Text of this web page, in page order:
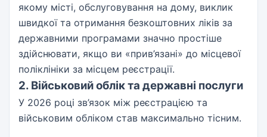
якому місті, обслуговування на дому, виклик
швидкої та отримання безкоштовних ліків за
державними програмами значно простіше
здійснювати, якщо ви «прив’язані» до місцевої
поліклініки за місцем реєстрації.
2. Військовий облік та державні послуги
У 2026 році зв’язок між реєстрацією та
військовим обліком став максимально тісним.